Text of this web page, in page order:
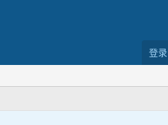
登录